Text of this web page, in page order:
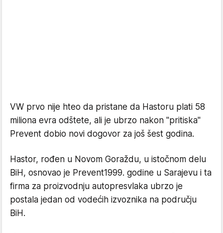
VW prvo nije hteo da pristane da Hastoru plati 58
miliona evra odštete, a li je ubrzo nakon "pritiska"
Prevent dobio novi dogovor za još šest godina.
Hastor, rođen u Novom Goraždu, u istočnom delu
BiH, osnovao je Prevent1999. godine u Sarajevu i ta
firma za proizvodnju autopresvlaka ubrzo je
postala jedan od vodećih izvoznika na području
BiH.